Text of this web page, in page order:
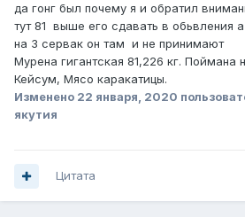
да гонг был почему я и обратил
тут 81 выше его сдавать в обьвления
на 3 сервак он там и не принимают
Мурена гигантская 81,226 кг. Поймана
Кейсум, Мясо каракатицы.
Изменено 22 января, 2020
якутия
Цитата